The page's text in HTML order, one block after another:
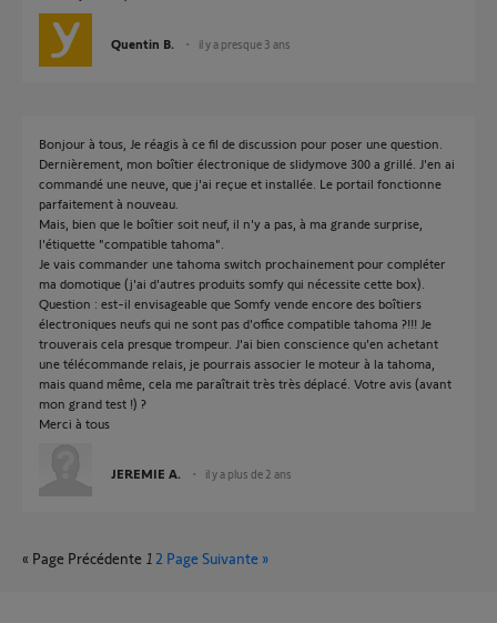
Quentin B. il y a presque 3 ans
Bonjour à tous, Je réagis à ce fil de discussion pour poser une question.
Dernièrement, mon boîtier électronique de slidymove 300 a grillé. J'en ai
commandé une neuve, que j'ai reçue et installée. Le portail fonctionne
parfaitement à nouveau.
Mais, bien que le boîtier soit neuf, il n'y a pas, à ma grande surprise,
l'étiquette "compatible tahoma".
Je vais commander une tahoma switch prochainement pour compléter
ma domotique (j'ai d'autres produits somfy qui nécessite cette box).
Question : est-il envisageable que Somfy vende encore des boîtiers
électroniques neufs qui ne sont pas d'office compatible tahoma ?!!! Je
trouverais cela presque trompeur. J'ai bien conscience qu'en achetant
une télécommande relais, je pourrais associer le moteur à la tahoma,
mais quand même, cela me paraîtrait très très déplacé. Votre avis (avant
mon grand test !) ?
Merci à tous
JEREMIE A. il y a plus de 2 ans
« Page Précédente 1 2 Page Suivante »